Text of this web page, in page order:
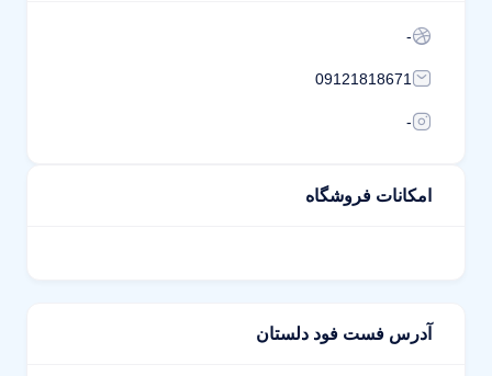
-
09121818671
-
امکانات فروشگاه
آدرس فست فود دلستان